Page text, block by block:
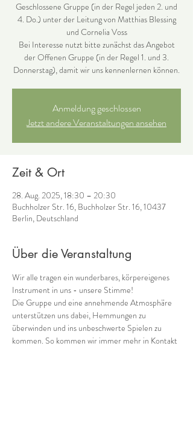
Geschlossene Gruppe (in der Regel jeden 2. und
4. Do.) unter der Leitung von Matthias Blessing
und Cornelia Voss
Bei Interesse nutzt bitte zunächst das Angebot
der Offenen Gruppe (in der Regel 1. und 3.
Donnerstag), damit wir uns kennenlernen können.
Anmeldung geschlossen
Jetzt andere Veranstaltungen ansehen
Zeit & Ort
28. Aug. 2025, 18:30 – 20:30
Buchholzer Str. 16, Buchholzer Str. 16, 10437
Berlin, Deutschland
Über die Veranstaltung
Wir alle tragen ein wunderbares, körpereigenes
Instrument in uns - unsere Stimme!
Die Gruppe und eine annehmende Atmosphäre
unterstützen uns dabei, Hemmungen zu
überwinden und ins unbeschwerte Spielen zu
kommen. So kommen wir immer mehr in Kontakt